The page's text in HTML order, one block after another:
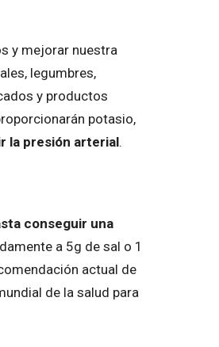
y mejorar nuestra
legumbres,
y productos
potasio,
la presión arterial.
conseguir una
a 5g de sal o 1
actual de
de la salud para